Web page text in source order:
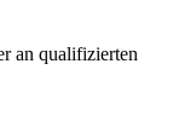
an qualifizierten